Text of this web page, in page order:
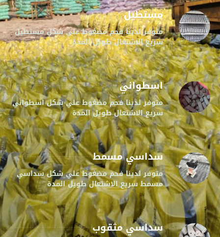
مستطيل
متوفر لدينا فحم مضغوط علي شكل مستطيل
سريع الاشتعال طويل المدة
اسطواني
متوفر لدينا فحم مضغوط علي شكل اسطواني
سريع الاشتعال طويل المدة
سداسي مسمط
متوفر لدينا فحم مضغوط علي شكل سداسي
مسمط سريع الاشتعال طويل المدة
سداسي مثقوب